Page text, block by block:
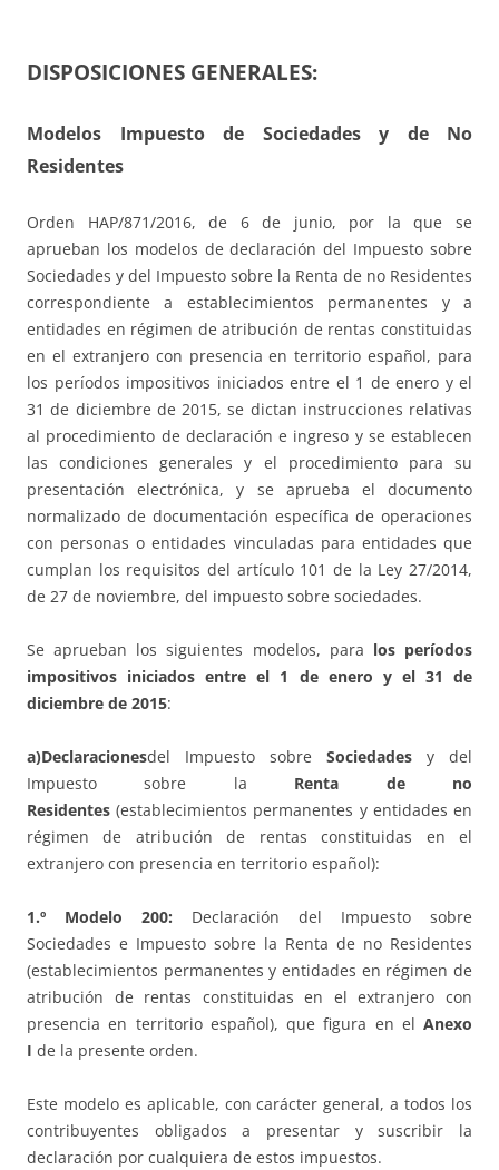
DISPOSICIONES GENERALES:
Modelos Impuesto de Sociedades y de No
Residentes
Orden HAP/871/2016, de 6 de junio, por la que se
aprueban los modelos de declaración del Impuesto sobre
Sociedades y del Impuesto sobre la Renta de no Residentes
correspondiente a establecimientos permanentes y a
entidades en régimen de atribución de rentas constituidas
en el extranjero con presencia en territorio español, para
los períodos impositivos iniciados entre el 1 de enero y el
31 de diciembre de 2015, se dictan instrucciones relativas
al procedimiento de declaración e ingreso y se establecen
las condiciones generales y el procedimiento para su
presentación electrónica, y se aprueba el documento
normalizado de documentación específica de operaciones
con personas o entidades vinculadas para entidades que
cumplan los requisitos del artículo 101 de la Ley 27/2014,
de 27 de noviembre, del impuesto sobre sociedades.
Se aprueban los siguientes modelos, para los períodos
impositivos iniciados entre el 1 de enero y el 31 de
diciembre de 2015:
a)Declaracionesdel Impuesto sobre Sociedades y del
Impuesto sobre la Renta de no
Residentes (establecimientos permanentes y entidades en
régimen de atribución de rentas constituidas en el
extranjero con presencia en territorio español):
1.º Modelo 200: Declaración del Impuesto sobre
Sociedades e Impuesto sobre la Renta de no Residentes
(establecimientos permanentes y entidades en régimen de
atribución de rentas constituidas en el extranjero con
presencia en territorio español), que figura en el Anexo
I de la presente orden.
Este modelo es aplicable, con carácter general, a todos los
contribuyentes obligados a presentar y suscribir la
declaración por cualquiera de estos impuestos.